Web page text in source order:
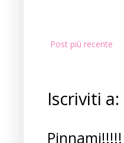
Post più recente
Iscriviti a:
Pinnami!!!!!